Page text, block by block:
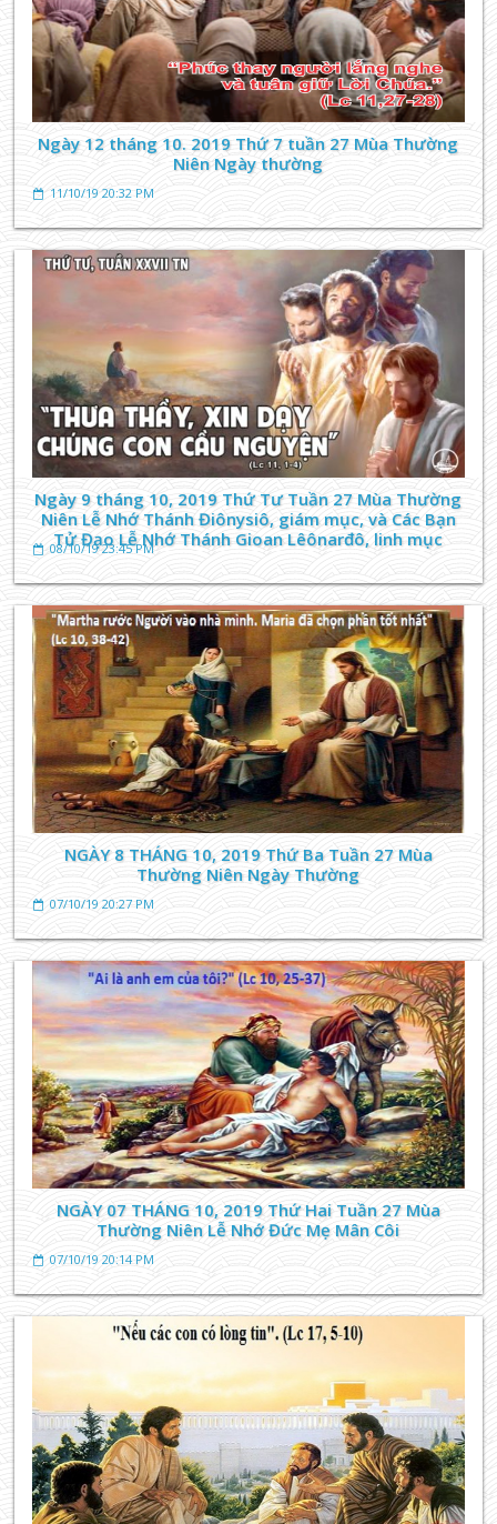
Ngày 12 tháng 10. 2019 Thứ 7 tuần 27 Mùa Thường
Niên Ngày thường
11/10/19 20:32 PM
Ngày 9 tháng 10, 2019 Thứ Tư Tuần 27 Mùa Thường
Niên Lễ Nhớ Thánh Điônysiô, giám mục, và Các Bạn
Tử Đạo Lễ Nhớ Thánh Gioan Lêônarđô, linh mục
08/10/19 23:45 PM
NGÀY 8 THÁNG 10, 2019 Thứ Ba Tuần 27 Mùa
Thường Niên Ngày Thường
07/10/19 20:27 PM
NGÀY 07 THÁNG 10, 2019 Thứ Hai Tuần 27 Mùa
Thường Niên Lễ Nhớ Đức Mẹ Mân Côi
07/10/19 20:14 PM